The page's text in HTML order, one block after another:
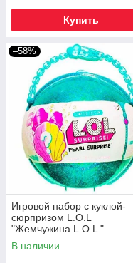
Купить
–58%
Игровой набор с куклой-
сюрпризом L.O.L
"Жемчужина L.O.L "
[качественная реплика]
В наличии